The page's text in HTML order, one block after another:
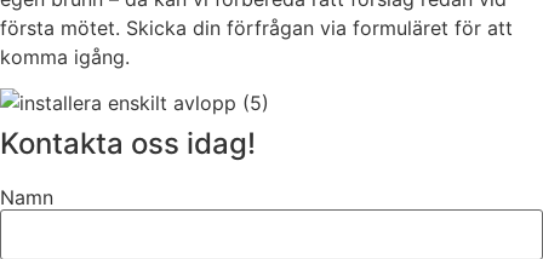
första mötet. Skicka din förfrågan via formuläret för att
komma igång.
Kontakta oss idag!
Namn